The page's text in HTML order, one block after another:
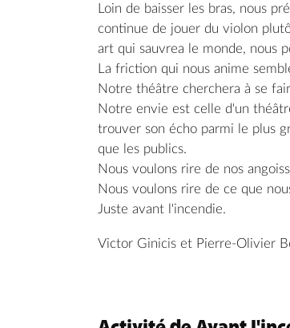
Loin de baisser les bras, nous
continue de jouer du violon
art qui sauvrea le monde, nous
La friction qui nous anime
Notre théâtre cherchera à se
Notre envie est celle d'un
trouver son écho parmi le plus
que les publics.
Nous voulons rire de nos
Nous voulons rire de ce que
Juste avant l'incendie.
Victor Ginicis et Pierre-Olivier